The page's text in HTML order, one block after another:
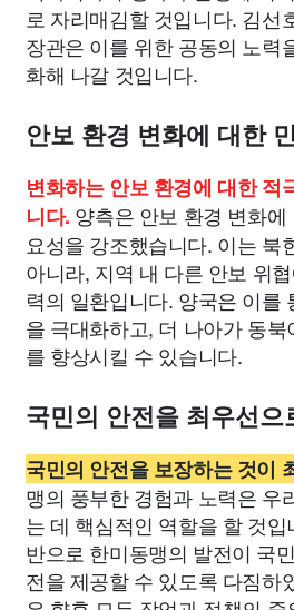
로 자리매김할 것입니다. 김선
장관은 이를 위한 공동의 노력
화해 나갈 것입니다.
안보 환경 변화에 대한
변화하는 안보 환경에 대한 적
니다. 양측은 안보 환경 변화
요성을 강조했습니다. 이는 북
아니라, 지역 내 다른 안보 위
력의 일환입니다. 양국은 이를
을 극대화하고, 더 나아가 동
를 향상시킬 수 있습니다.
국민의 안전을 최우선으
국민의 안전을 보장하는 것이
맹의 풍부한 경험과 노력은 우
는 데 핵심적인 역할을 할 것
반으로 한미동맹의 발전이 국
전을 제공할 수 있도록 다짐하